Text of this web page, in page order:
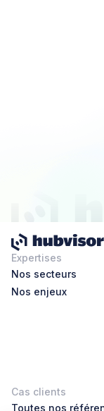
Expertises
Nos secteurs
Nos enjeux
Cas clients
Toutes nos